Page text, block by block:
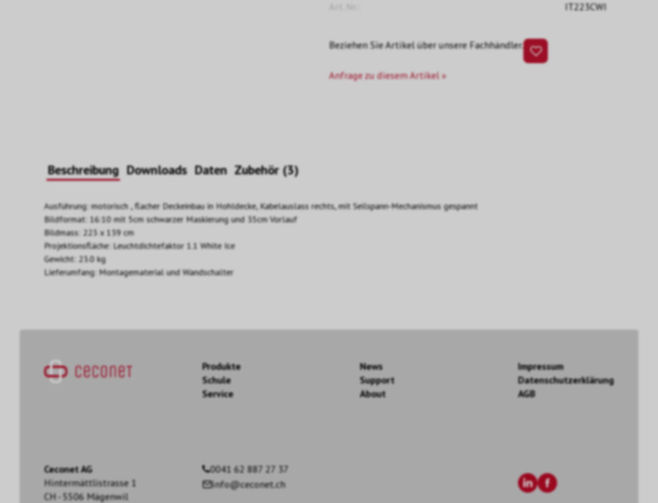
IT223CWI
Beziehen Sie Artikel über unsere Fachhändler.
Anfrage zu diesem Artikel »
Beschreibung Downloads Daten Zubehör (3)
Ausführung: motorisch , flacher Deckeinbau in Hohldecke, Kabelauslass rechts, mit Seilspann-Mechanismus gespannt
Bildformat: 16:10 mit 5cm schwarzer Maskierung und 35cm Vorlauf
Bildmass: 223 x 139 cm
Projektionsfläche: Leuchtdichtefaktor 1.1 White Ice
Gewicht: 23.0 kg
Lieferumfang: Montagematerial und Wandschalter
Produkte
Schule
Service
News
Support
About
Impressum
Datenschutzerklärung
AGB
Ceconet AG
Hintermättlistrasse 1
CH - 5506 Mägenwil
0041 62 887 27 37
info@ceconet.ch